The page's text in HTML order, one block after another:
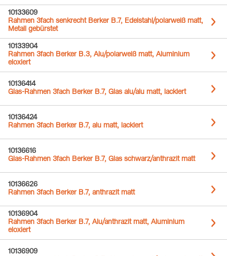
10133609
Rahmen 3fach senkrecht Berker B.7, Edelstahl/polarweiß matt,
Metall gebürstet
10133904
Rahmen 3fach Berker B.3, Alu/polarweiß matt, Aluminium
eloxiert
10136414
Glas-Rahmen 3fach Berker B.7, Glas alu/alu matt, lackiert
10136424
Rahmen 3fach Berker B.7, alu matt, lackiert
10136616
Glas-Rahmen 3fach Berker B.7, Glas schwarz/anthrazit matt
10136626
Rahmen 3fach Berker B.7, anthrazit matt
10136904
Rahmen 3fach Berker B.7, Alu/anthrazit matt, Aluminium
eloxiert
10136909